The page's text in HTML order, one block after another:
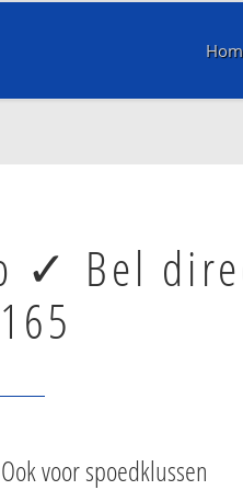
✓ Bel
Ook voor spoedklussen